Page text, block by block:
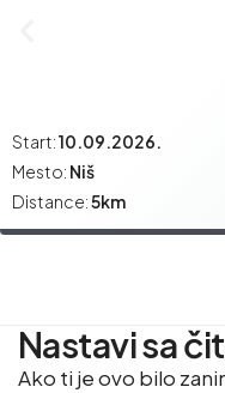
Start:10.09.2026.
Mesto: Niš
Distance:5km
Nastavi sa
Ako ti je ovo bilo